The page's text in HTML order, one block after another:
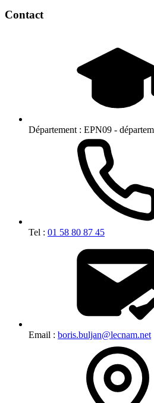
Contact
Département : EPN09 -
Tel : 01 58 80 87 45
Email : boris.buljan@lecnam.net